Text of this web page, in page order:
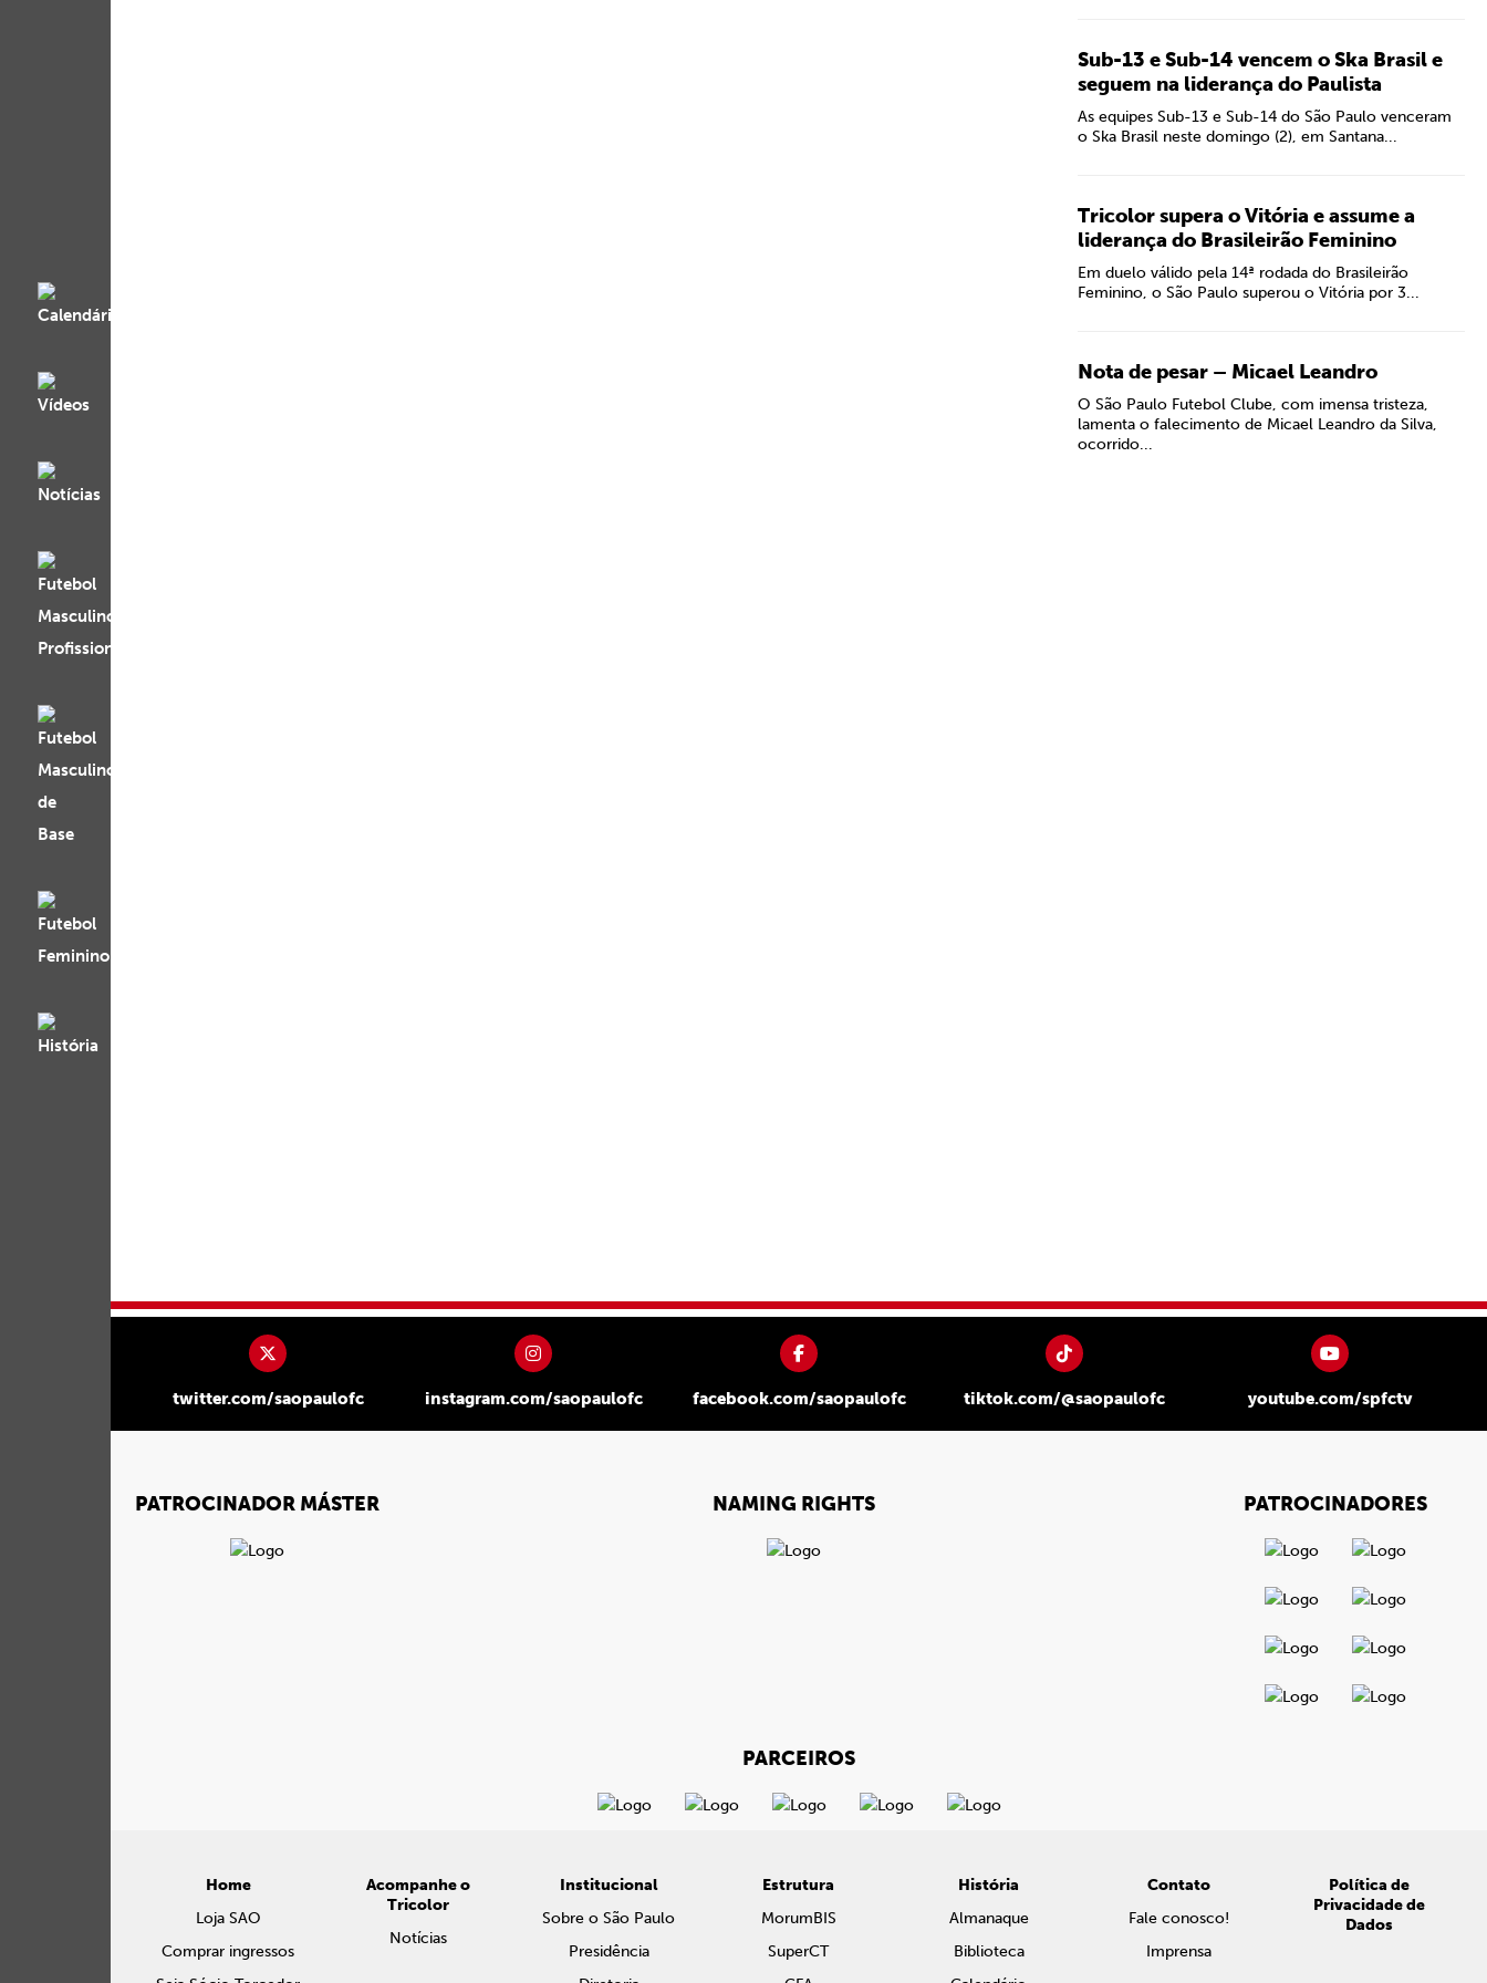
Sub-13 e Sub-14 vencem o Ska Brasil e
seguem na liderança do Paulista
As equipes Sub-13 e Sub-14 do São Paulo venceram
o Ska Brasil neste domingo (2), em Santana...
Tricolor supera o Vitória e assume a
liderança do Brasileirão Feminino
Em duelo válido pela 14ª rodada do Brasileirão
Feminino, o São Paulo superou o Vitória por 3...
Nota de pesar – Micael Leandro
O São Paulo Futebol Clube, com imensa tristeza,
lamenta o falecimento de Micael Leandro da Silva,
ocorrido...
twitter.com/saopaulofc instagram.com/saopaulofc facebook.com/saopaulofc tiktok.com/@saopaulofc youtube.com/spfctv
PATROCINADOR MÁSTER NAMING RIGHTS PATROCINADORES
PARCEIROS
Home
Loja SAO
Comprar ingressos
Acompanhe o
Tricolor
Notícias
Institucional
Sobre o São Paulo
Presidência
Estrutura
MorumBIS
SuperCT
História
Almanaque
Biblioteca
Contato
Fale conosco!
Imprensa
Política de
Privacidade de
Dados